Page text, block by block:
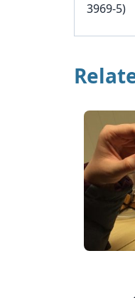
3969-5)